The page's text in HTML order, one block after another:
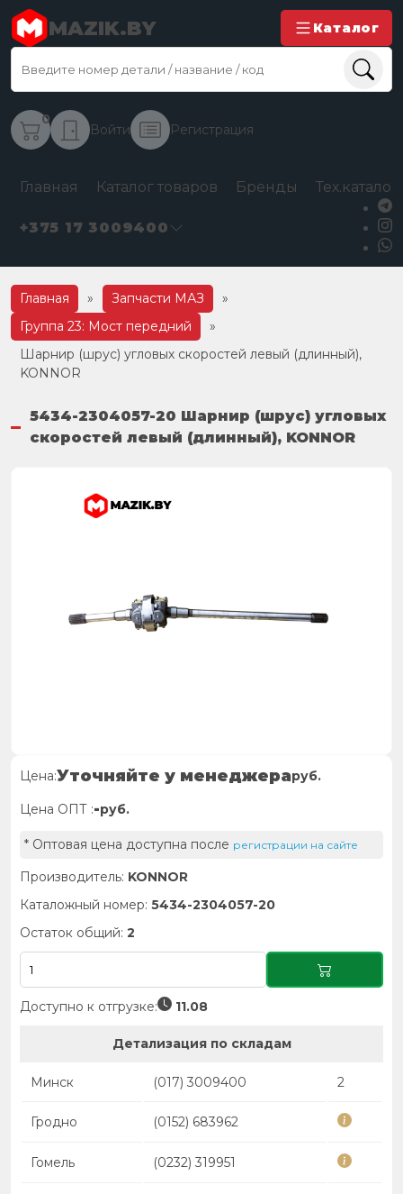
MAZIK.BY Каталог
0
Войти Регистрация
Главная Каталог товаров Бренды
+375 17 3009400
Главная » Запчасти МАЗ
»
Группа 23: Мост передний
»
Шарнир (шрус) угловых скоростей левый (длинный),
KONNOR
5434-2304057-20 Шарнир (шрус) угловых
скоростей левый (длинный), KONNOR
Цена:Уточняйте у менеджераруб.
Цена ОПТ :-руб.
* Оптовая цена доступна после регистрации на сайте
Производитель: KONNOR
Каталожный номер: 5434-2304057-20
Остаток общий: 2
Доступно к отгрузке: 11.08
Детализация по складам
Минск (017) 3009400 2
Гродно (0152) 683962
Гомель (0232) 319951